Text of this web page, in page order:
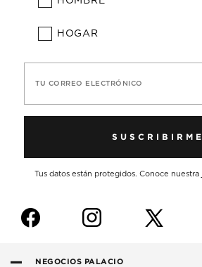
HOGAR
TU CORREO ELECTRÓNICO
SUSCRIBIRME
Tus datos están protegidos. Conoce nuestra
f i
NEGOCIOS PALACIO